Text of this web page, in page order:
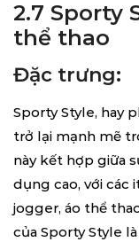
2.7 Sporty
thể thao
Đặc trưng:
Sporty Style, hay
trở lại mạnh mẽ
này kết hợp giữa
dụng cao, với các
jogger, áo thể
của Sporty Style